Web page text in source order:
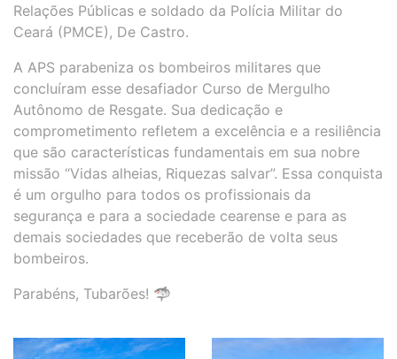
Relações Públicas e soldado da Polícia Militar do
Ceará (PMCE), De Castro.
A APS parabeniza os bombeiros militares que
concluíram esse desafiador Curso de Mergulho
Autônomo de Resgate. Sua dedicação e
comprometimento refletem a excelência e a resiliência
que são características fundamentais em sua nobre
missão “Vidas alheias, Riquezas salvar”. Essa conquista
é um orgulho para todos os profissionais da
segurança e para a sociedade cearense e para as
demais sociedades que receberão de volta seus
bombeiros.
Parabéns, Tubarões! 🦈